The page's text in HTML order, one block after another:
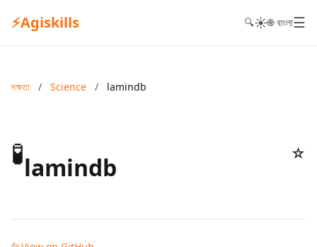
⚡Agiskills 🔍☀️🌐 বাংলা☰
দক্ষতা / Science / lamindb
🧪lamindb ☆